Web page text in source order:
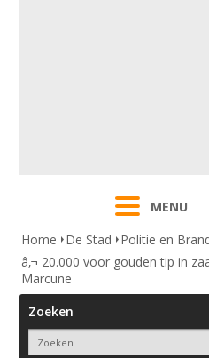
MENU
Home
De Stad Politie en
â‚¬ 20.000 voor gouden tip in
Marcune
Zoeken